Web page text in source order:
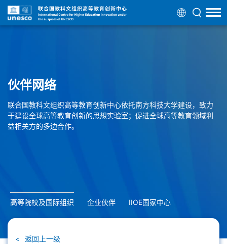
伙伴网络
联合国教科文组织高等教育创新中心依托南方科技大学建设，致力
于建设全球高等教育创新的思想实验室；促进全球高等教育领域利
益相关方的多边合作。
高等院校及国际组织 企业伙伴 IIOE国家中心
返回上一级